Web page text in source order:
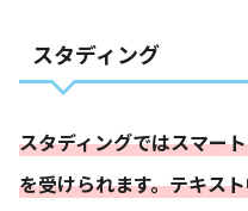
スタディング
スタディングではスマー
を受けられます。テキス